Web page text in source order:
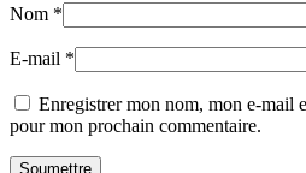
Nom *
E-mail *
Enregistrer mon nom, mon e-mail
pour mon prochain commentaire.